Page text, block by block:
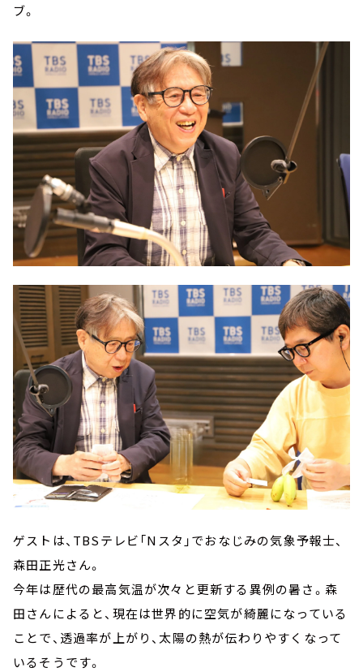
ブ。
ゲストは、TBSテレビ「Nスタ」でおなじみの気象予報士、
森田正光さん。
今年は歴代の最高気温が次々と更新する異例の暑さ。森
田さんによると、現在は世界的に空気が綺麗になっている
ことで、透過率が上がり、太陽の熱が伝わりやすくなって
いるそうです。